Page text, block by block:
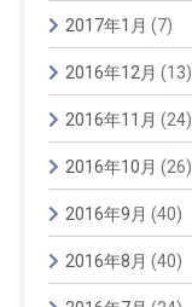
2017年1月 (7)
2016年12月 (13)
2016年11月 (24)
2016年10月 (26)
2016年9月 (40)
2016年8月 (40)